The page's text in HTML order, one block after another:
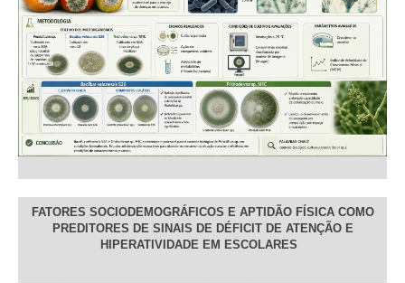
FATORES SOCIODEMOGRÁFICOS E APTIDÃO FÍSICA COMO
PREDITORES DE SINAIS DE DÉFICIT DE ATENÇÃO E
HIPERATIVIDADE EM ESCOLARES